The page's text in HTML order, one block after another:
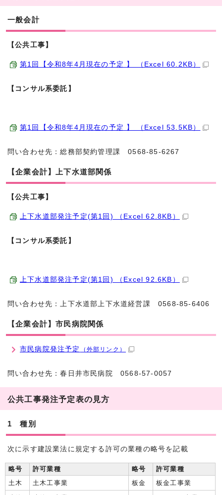
一般会計
【公共工事】
第1回【令和8年4月現在の予定 】 （Excel 60.2KB）
【コンサル系委託】
第1回【令和8年4月現在の予定 】 （Excel 53.5KB）
問い合わせ先：総務部契約管理課 0568-85-6267
【企業会計】上下水道部関係
【公共工事】
上下水道部発注予定(第1回) （Excel 62.8KB）
【コンサル系委託】
上下水道部発注予定(第1回) （Excel 92.6KB）
問い合わせ先：上下水道部上下水道経営課 0568-85-6406
【企業会計】市民病院関係
市民病院発注予定 （外部リンク）
問い合わせ先：春日井市民病院 0568-57-0057
公共工事発注予定表の見方
1 種別
次に示す建設業法に規定する許可の業種の略号を記載
略号 許可業種 略号
許可業種
土木
土木工事業 板金
板金工事業